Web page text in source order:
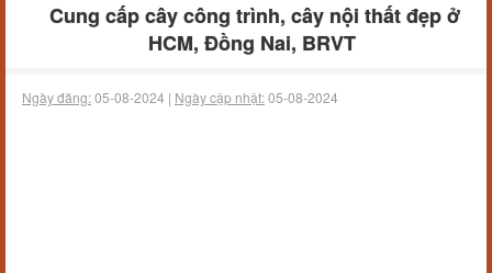
Cung cấp cây công trình, cây nội thất đẹp ở
HCM, Đồng Nai, BRVT
Ngày đăng:05-08-2024 | Ngày cập nhật:05-08-2024